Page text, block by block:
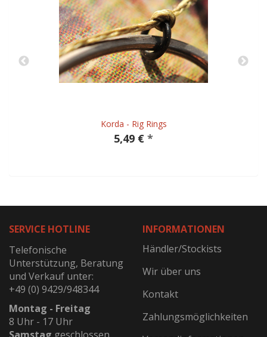
Korda - Rig Rings
5,49 € *
SERVICE HOTLINE
Telefonische
Unterstützung, Beratung
und Verkauf unter:
+49 (0) 9429/948344
Montag - Freitag
8 Uhr - 17 Uhr
INFORMATIONEN
Händler/Stockists
Wir über uns
Kontakt
Zahlungsmöglichkeiten